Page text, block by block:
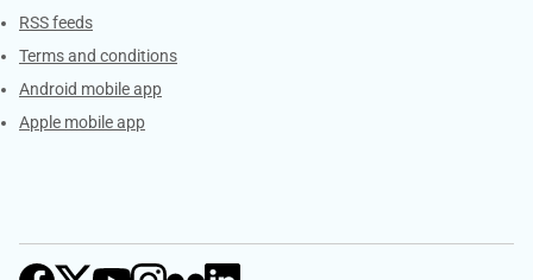
RSS feeds
Terms and conditions
Android mobile app
Apple mobile app